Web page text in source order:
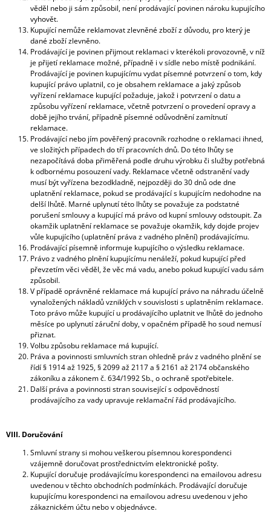
věděl nebo ji sám způsobil, není prodávající povinen nároku kupujícího
vyhovět.
Kupující nemůže reklamovat zlevněné zboží z důvodu, pro který je
dané zboží zlevněno.
Prodávající je povinen přijmout reklamaci v kterékoli provozovně, v níž
je přijetí reklamace možné, případně i v sídle nebo místě podnikání.
Prodávající je povinen kupujícímu vydat písemné potvrzení o tom, kdy
kupující právo uplatnil, co je obsahem reklamace a jaký způsob
vyřízení reklamace kupující požaduje, jakož i potvrzení o datu a
způsobu vyřízení reklamace, včetně potvrzení o provedení opravy a
době jejího trvání, případně písemné odůvodnění zamítnutí
reklamace.
Prodávající nebo jím pověřený pracovník rozhodne o reklamaci ihned,
ve složitých případech do tří pracovních dnů. Do této lhůty se
nezapočítává doba přiměřená podle druhu výrobku či služby potřebná
k odbornému posouzení vady. Reklamace včetně odstranění vady
musí být vyřízena bezodkladně, nejpozději do 30 dnů ode dne
uplatnění reklamace, pokud se prodávající s kupujícím nedohodne na
delší lhůtě. Marné uplynutí této lhůty se považuje za podstatné
porušení smlouvy a kupující má právo od kupní smlouvy odstoupit. Za
okamžik uplatnění reklamace se považuje okamžik, kdy dojde projev
vůle kupujícího (uplatnění práva z vadného plnění) prodávajícímu.
Prodávající písemně informuje kupujícího o výsledku reklamace.
Právo z vadného plnění kupujícímu nenáleží, pokud kupující před
převzetím věci věděl, že věc má vadu, anebo pokud kupující vadu sám
způsobil.
V případě oprávněné reklamace má kupující právo na náhradu účelně
vynaložených nákladů vzniklých v souvislosti s uplatněním reklamace.
Toto právo může kupující u prodávajícího uplatnit ve lhůtě do jednoho
měsíce po uplynutí záruční doby, v opačném případě ho soud nemusí
přiznat.
Volbu způsobu reklamace má kupující.
Práva a povinnosti smluvních stran ohledně práv z vadného plnění se
řídí § 1914 až 1925, § 2099 až 2117 a § 2161 až 2174 občanského
zákoníku a zákonem č. 634/1992 Sb., o ochraně spotřebitele.
Další práva a povinnosti stran související s odpovědností
prodávajícího za vady upravuje reklamační řád prodávajícího.
VIII. Doručování
Smluvní strany si mohou veškerou písemnou korespondenci
vzájemně doručovat prostřednictvím elektronické pošty.
Kupující doručuje prodávajícímu korespondenci na emailovou adresu
uvedenou v těchto obchodních podmínkách. Prodávající doručuje
kupujícímu korespondenci na emailovou adresu uvedenou v jeho
zákaznickém účtu nebo v objednávce.